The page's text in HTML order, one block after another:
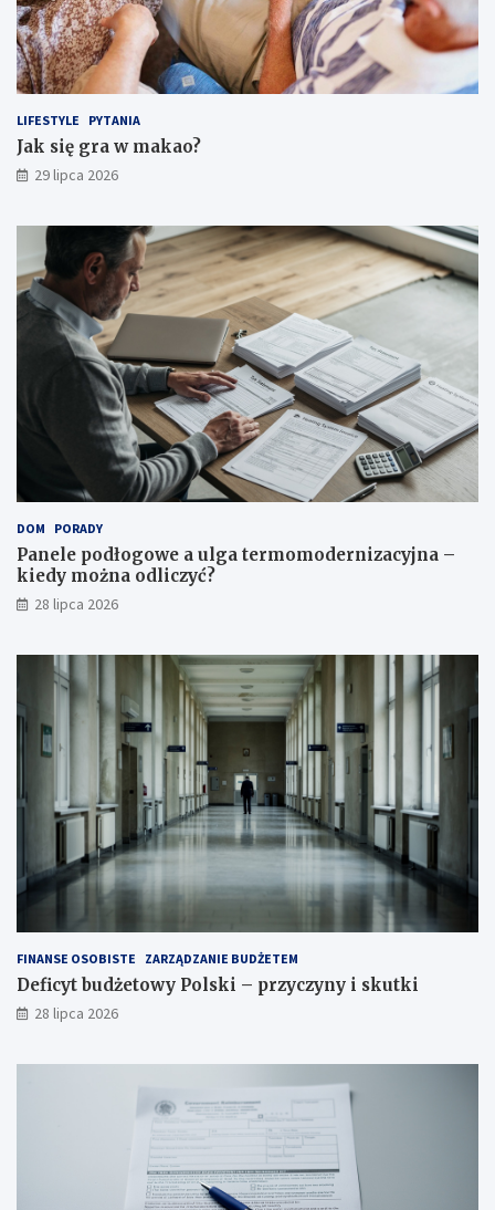
LIFESTYLE PYTANIA
Jak się gra w makao?
29 lipca 2026
DOM PORADY
Panele podłogowe a ulga termomodernizacyjna –
kiedy można odliczyć?
28 lipca 2026
FINANSE OSOBISTE ZARZĄDZANIE BUDŻETEM
Deficyt budżetowy Polski – przyczyny i skutki
28 lipca 2026